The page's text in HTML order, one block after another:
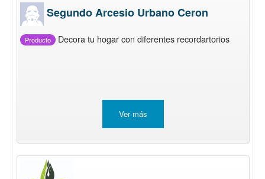
Segundo Arcesio Urbano Ceron
Producto Decora tu hogar con diferentes recordartorios
Ver más